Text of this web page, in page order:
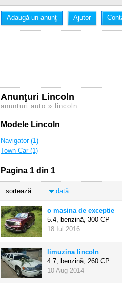
Adaugă un anunţ Ajutor
Anunţuri Lincoln
anunțuri auto » lincoln
Modele Lincoln
Navigator (1)
Town Car (1)
Pagina 1 din 1
sortează: dată
o masina de exceptie
5.4, benzină, 300 CP
18 Iul 2016
limuzina lincoln
4.7, benzină, 260 CP
10 Aug 2014